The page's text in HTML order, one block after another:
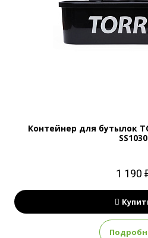
Контейнер для бутылок
SS1030
1 190